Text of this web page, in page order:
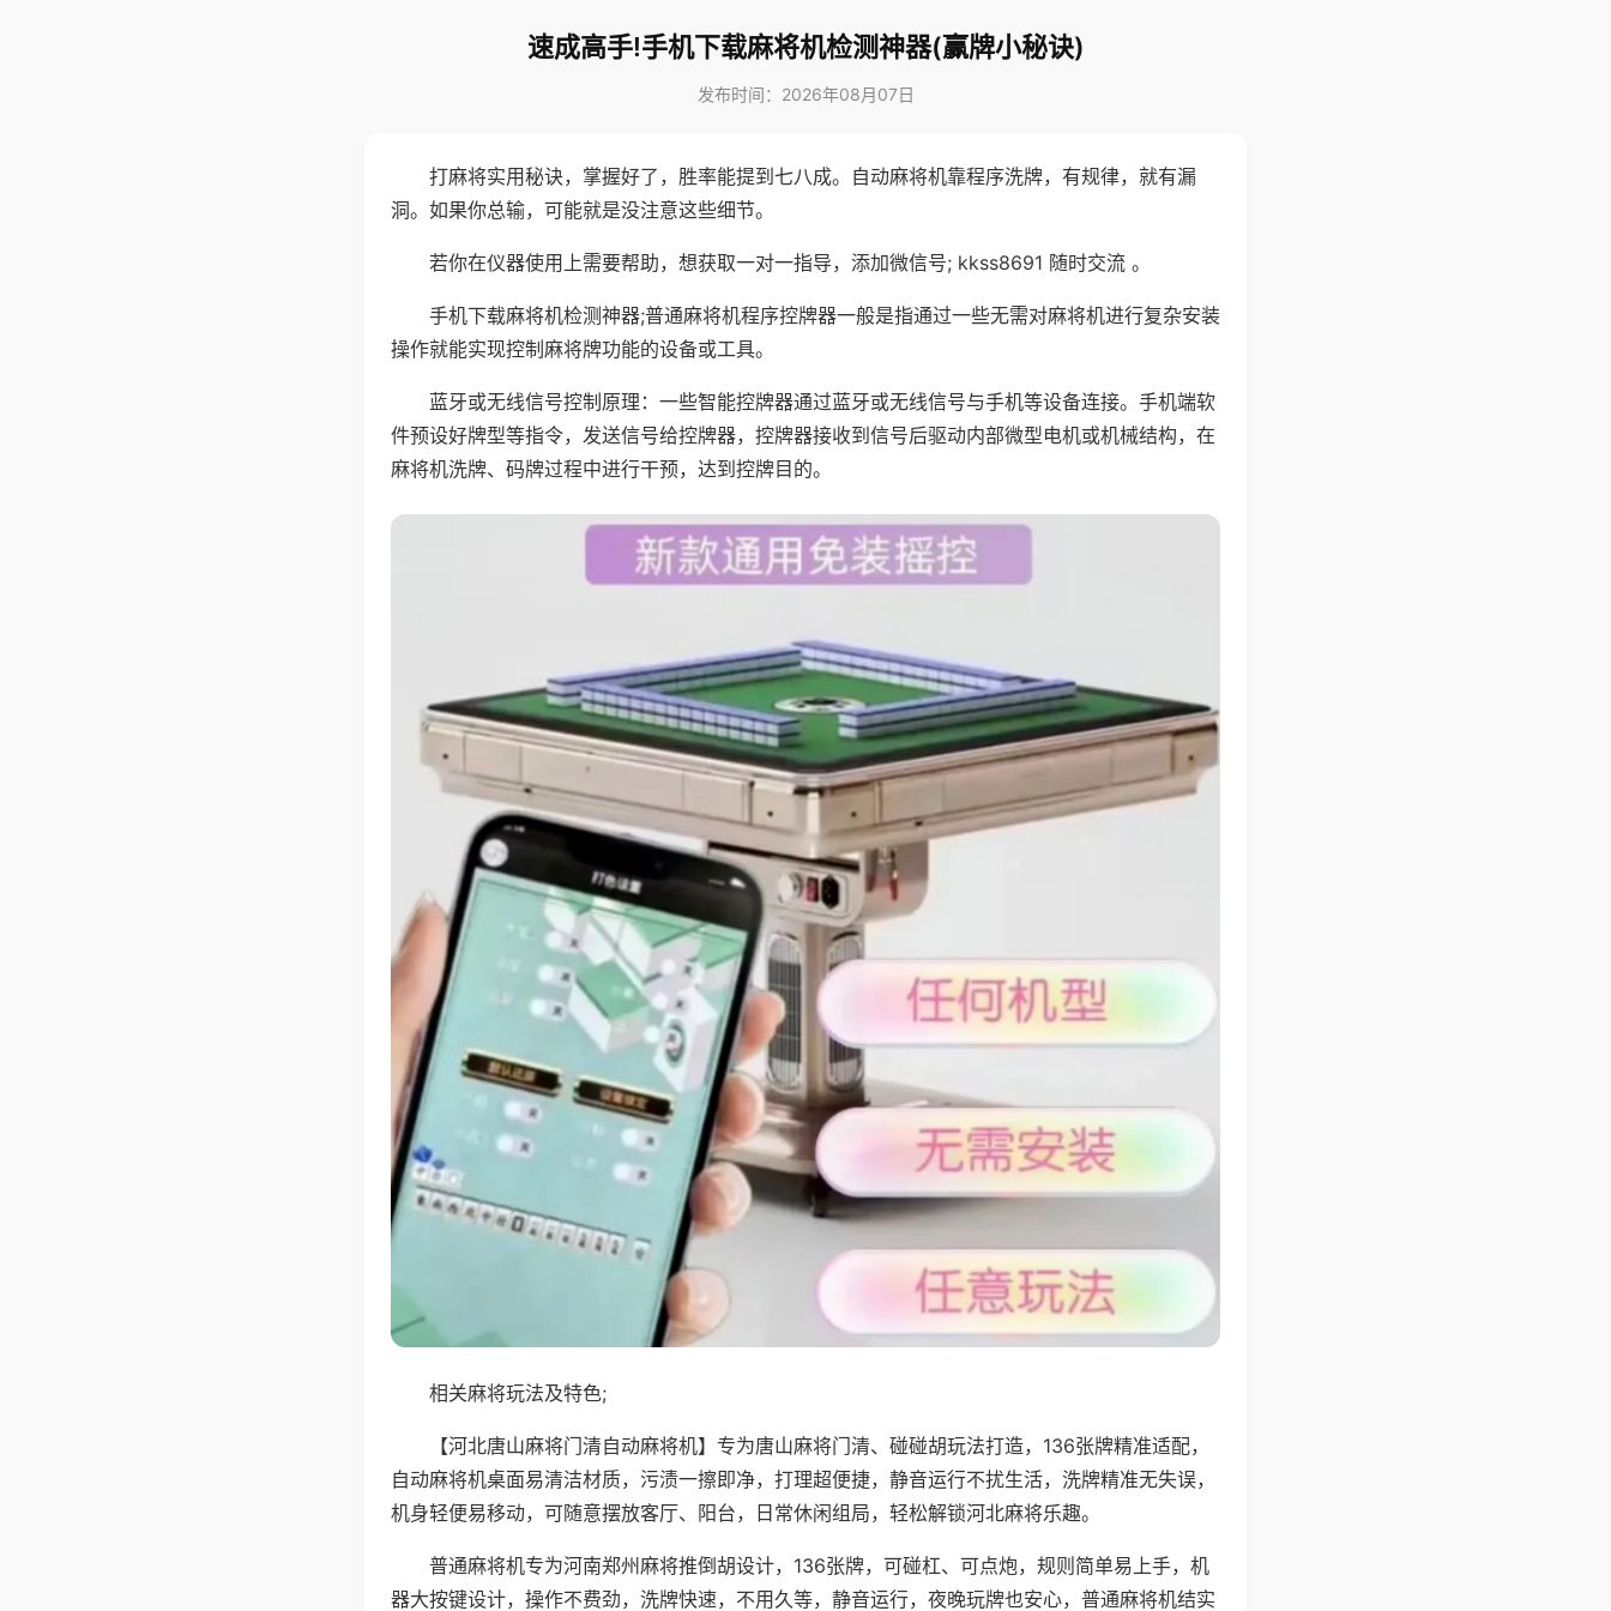
速成高手!手机下载麻将机检测神器(赢牌小秘诀)
发布时间：2026年08月07日
打麻将实用秘诀，掌握好了，胜率能提到七八成。自动麻将机靠程序洗牌，有规律，就有漏
洞。如果你总输，可能就是没注意这些细节。
若你在仪器使用上需要帮助，想获取一对一指导，添加微信号; kkss8691 随时交流 。
手机下载麻将机检测神器;普通麻将机程序控牌器一般是指通过一些无需对麻将机进行复杂安装
操作就能实现控制麻将牌功能的设备或工具。
蓝牙或无线信号控制原理：一些智能控牌器通过蓝牙或无线信号与手机等设备连接。手机端软
件预设好牌型等指令，发送信号给控牌器，控牌器接收到信号后驱动内部微型电机或机械结构，在
麻将机洗牌、码牌过程中进行干预，达到控牌目的。
相关麻将玩法及特色;
【河北唐山麻将门清自动麻将机】专为唐山麻将门清、碰碰胡玩法打造，136张牌精准适配，
自动麻将机桌面易清洁材质，污渍一擦即净，打理超便捷，静音运行不扰生活，洗牌精准无失误，
机身轻便易移动，可随意摆放客厅、阳台，日常休闲组局，轻松解锁河北麻将乐趣。
普通麻将机专为河南郑州麻将推倒胡设计，136张牌，可碰杠、可点炮，规则简单易上手，机
器大按键设计，操作不费劲，洗牌快速，不用久等，静音运行，夜晚玩牌也安心，普通麻将机结实